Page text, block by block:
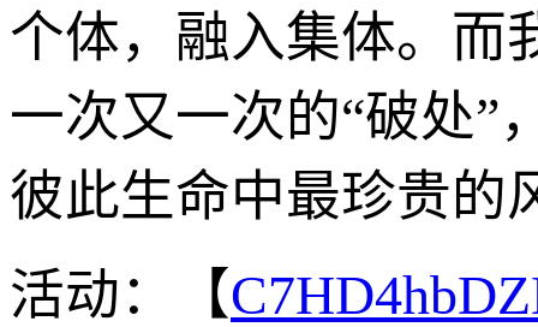
个体，融入集体。而
一次又一次的“破处”
彼此生命中最珍贵的
活动：【